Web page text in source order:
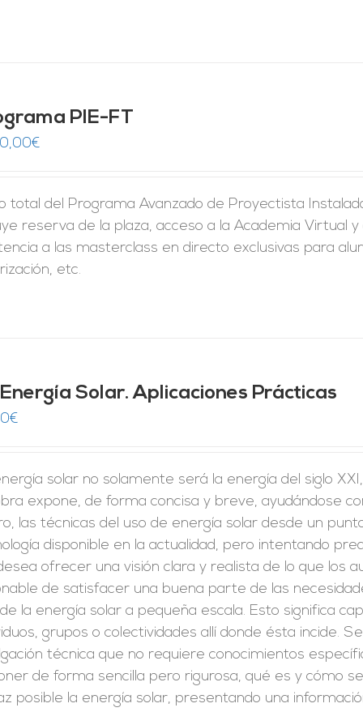
PIE-FT
€
total del Programa Avanzado de Proyectista
reserva de la plaza, acceso a la Academia Virtual
a las masterclass en directo exclusivas para
etc.
Solar. Aplicaciones Prácticas
€
solar no solamente será la energía del siglo
expone, de forma concisa y breve, ayudándose
las técnicas del uso de energía solar desde un
disponible en la actualidad, pero intentando
ofrecer una visión clara y realista de lo que los
de satisfacer una buena parte de las
la energía solar a pequeña escala. Esto significa
grupos o colectividades allí donde ésta incide.
técnica que no requiere conocimientos
de forma sencilla pero rigurosa, qué es y cómo
posible la energía solar, presentando una